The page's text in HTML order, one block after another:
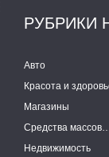
РУБРИКИ
Авто
Красота и
Магазины
Средства
Недвижимость